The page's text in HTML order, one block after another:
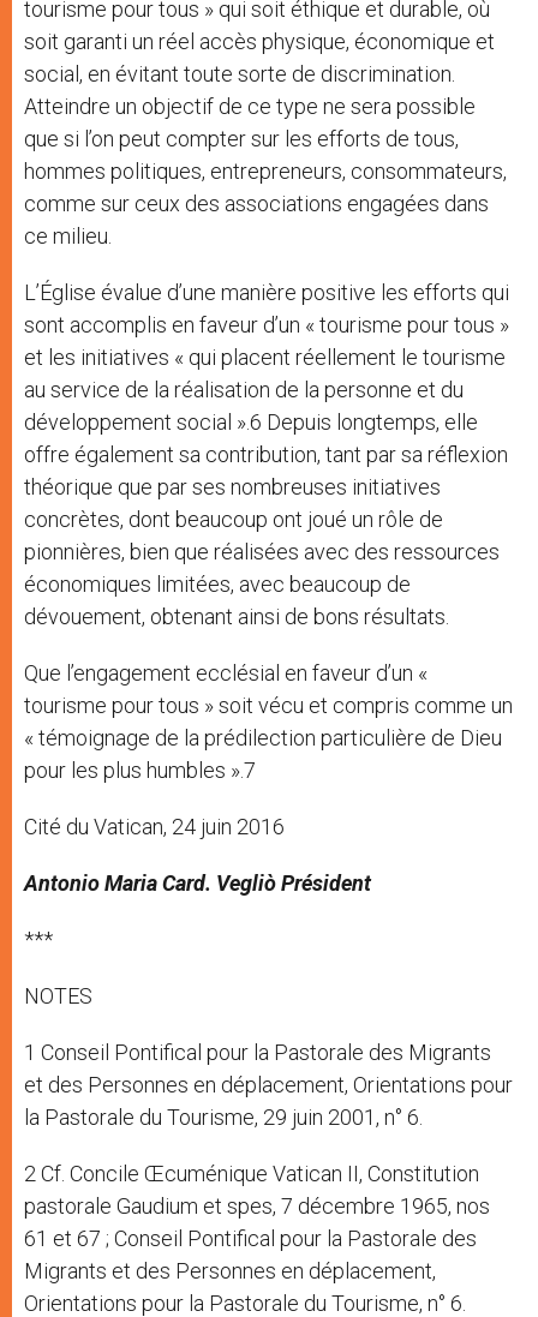
tourisme pour tous » qui soit éthique et durable, où
soit garanti un réel accès physique, économique et
social, en évitant toute sorte de discrimination.
Atteindre un objectif de ce type ne sera possible
que si l’on peut compter sur les efforts de tous,
hommes politiques, entrepreneurs, consommateurs,
comme sur ceux des associations engagées dans
ce milieu.
L’Église évalue d’une manière positive les efforts qui
sont accomplis en faveur d’un « tourisme pour tous »
et les initiatives « qui placent réellement le tourisme
au service de la réalisation de la personne et du
développement social ».6 Depuis longtemps, elle
offre également sa contribution, tant par sa réflexion
théorique que par ses nombreuses initiatives
concrètes, dont beaucoup ont joué un rôle de
pionnières, bien que réalisées avec des ressources
économiques limitées, avec beaucoup de
dévouement, obtenant ainsi de bons résultats.
Que l’engagement ecclésial en faveur d’un «
tourisme pour tous » soit vécu et compris comme un
« témoignage de la prédilection particulière de Dieu
pour les plus humbles ».7
Cité du Vatican, 24 juin 2016
Antonio Maria Card. Vegliò Président
***
NOTES
1 Conseil Pontifical pour la Pastorale des Migrants
et des Personnes en déplacement, Orientations pour
la Pastorale du Tourisme, 29 juin 2001, n° 6.
2 Cf. Concile Œcuménique Vatican II, Constitution
pastorale Gaudium et spes, 7 décembre 1965, nos
61 et 67 ; Conseil Pontifical pour la Pastorale des
Migrants et des Personnes en déplacement,
Orientations pour la Pastorale du Tourisme, n° 6.